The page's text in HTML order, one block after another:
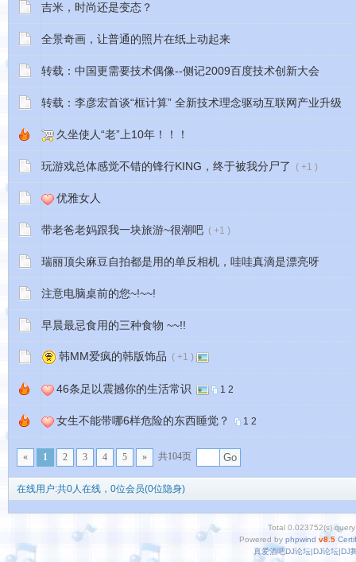
吉米，时尚还是变态？
全景奇画，让普通的照片在纸上动起来
转载：中国更需要技术偶像--侧记2009百度技术创新大会
转载：李彦宏首谈“框计算” 全新技术理念驱动互联网产业升级
久坐使人“老”上10年！！！
玩游戏总体感觉不错的锋行KING，终于被我分尸了 ( +1 )
优雅女人
带老爸老妈跟我一块旅游~很潮吧 ( +1 )
瑞丽顶尖麻豆自拍都是用的单反相机，哇哇真滴是漂亮呀
注意电脑桌前的您~!~~!
早晨最忌食用的三种食物 ~~!!
韩MM爱疯的韩版饰品 ( +1 )
46条足以震撼你的生活常识 1 2
女生不能带哪6样危险的东西睡觉？ 1 2
« 1 2 3 4 5 » 共104页 Go
在线用户:共0人在线，0位会员(0位隐身)
Total 0.023752(s)
Powered by phpwind v8.5
真爱酒吧DJ论坛|DJ论坛|DJ